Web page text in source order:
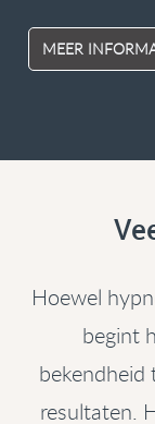
GOOGLE
INFORMATIE
MEER
Hoewel
begint
bekendheid
resultaten.